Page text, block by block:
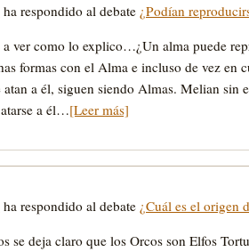
ha respondido al debate ¿Podían
ver como lo explico…¿Un alma puede
formas con el Alma e incluso de vez en
atan a él, siguen siendo Almas. Melian sin
a él…[Leer más]
ha respondido al debate ¿Cuál es el origen
se deja claro que los Orcos son Elfos